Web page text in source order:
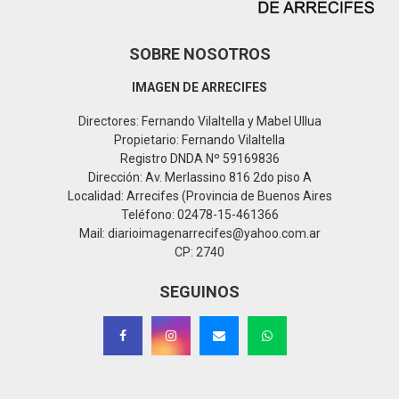
SOBRE NOSOTROS
IMAGEN DE ARRECIFES
Directores: Fernando Vilaltella y Mabel Ullua
Propietario: Fernando Vilaltella
Registro DNDA Nº 59169836
Dirección: Av. Merlassino 816 2do piso A
Localidad: Arrecifes (Provincia de Buenos Aires
Teléfono: 02478-15-461366
Mail: diarioimagenarrecifes@yahoo.com.ar
CP: 2740
SEGUINOS